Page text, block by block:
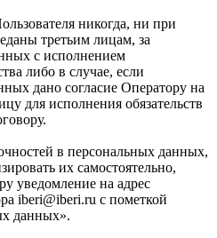
никогда, ни при
третьим лицам, за
с исполнением
либо в случае, если
дано согласие Оператору на
для исполнения обязательств
в персональных данных,
их самостоятельно,
уведомление на адрес
iberi@iberi.ru с пометкой
данных».